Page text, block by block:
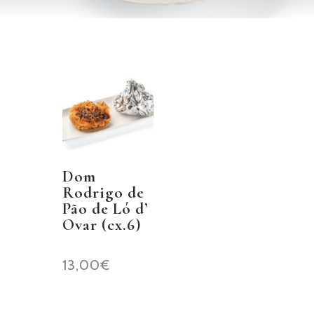
Dom
Rodrigo de
Pão de Ló d’
Ovar (cx.6)
13,00€